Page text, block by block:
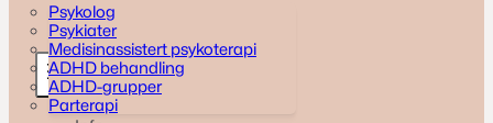
Psykolog
Psykiater
Medisinassistert psykoterapi
ADHD behandling
ADHD-grupper
Parterapi